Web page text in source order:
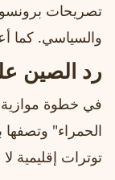
تصريحات
والسياسي. كما
رد الصين
في خطوة
الحمراء"
توترات إقليمية